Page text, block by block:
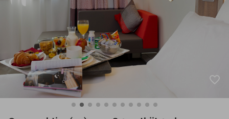
10+ miljoen leden
favorite_border